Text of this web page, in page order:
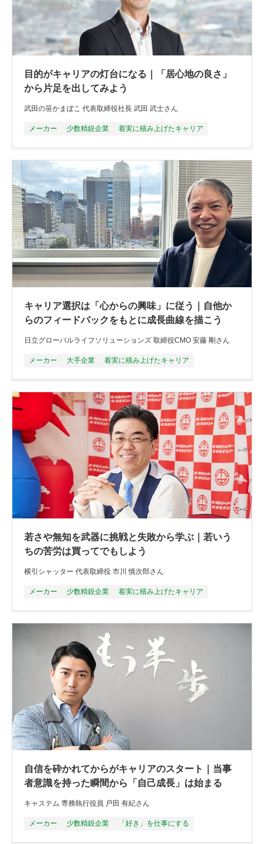
目的がキャリアの灯台になる｜「居心地の良さ」
から片足を出してみよう
武田の笹かまぼこ 代表取締役社⻑ 武⽥ 武⼠さん
メーカー 少数精鋭企業 着実に積み上げたキャリア
キャリア選択は「心からの興味」に従う｜自他か
らのフィードバックをもとに成長曲線を描こう
日立グローバルライフソリューションズ 取締役CMO 安藤 剛さん
メーカー 大手企業 着実に積み上げたキャリア
若さや無知を武器に挑戦と失敗から学ぶ｜若いう
ちの苦労は買ってでもしよう
横引シャッター 代表取締役 市川 慎次郎さん
メーカー 少数精鋭企業 着実に積み上げたキャリア
自信を砕かれてからがキャリアのスタート｜当事
者意識を持った瞬間から「自己成長」は始まる
キャステム 専務執行役員 戸田 有紀さん
メーカー 少数精鋭企業 「好き」を仕事にする